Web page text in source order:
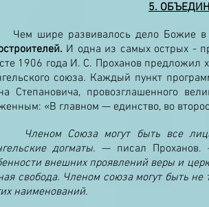
5.
шире развивалось дело Божие в
И одна из самых острых -
1906 года И. С. Проханов предложил
союза. Каждый пункт
Степановича, провозглашенного
«В главном — единство, во
Союза могут быть все лица,
догматы. — писал
внешних проявлений веры и
свобода. Членом союза могут быть не
наименований.